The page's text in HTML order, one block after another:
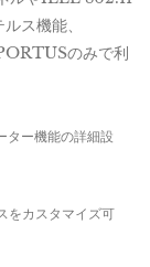
ス機能、
のみで利
ー機能の詳細設
をカスタマイズ可